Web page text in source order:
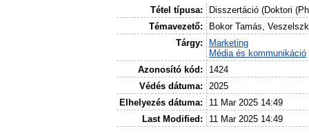
Tétel típusa:
Disszertáció (Doktori
Témavezető:
Bokor Tamás,
Tárgy:
Marketing
Média és kommunikáció
Azonosító kód:
1424
Védés dátuma:
2025
Elhelyezés dátuma:
11 Mar 2025 14:49
Last Modified:
11 Mar 2025 14:49